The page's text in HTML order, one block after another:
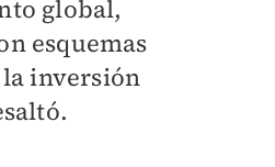
global,
esquemas
inversión